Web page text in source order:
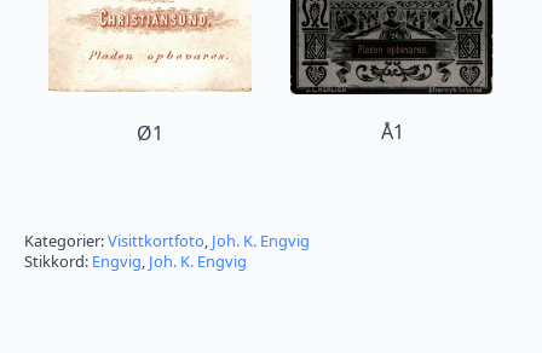
Ø1 Å1
Kategorier:Visittkortfoto, Joh. K. Engvig
Stikkord: Engvig, Joh. K. Engvig